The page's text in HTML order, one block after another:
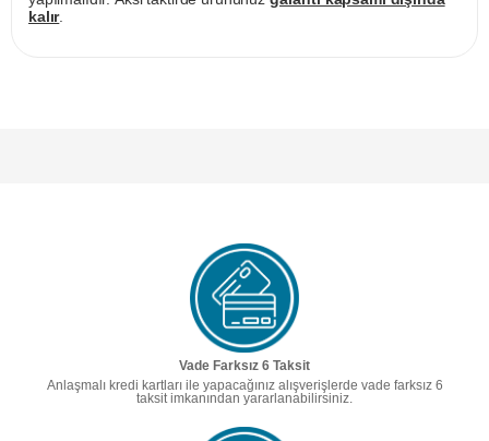
kalır.
Vade Farksız 6 Taksit
Anlaşmalı kredi kartları ile yapacağınız alışverişlerde vade farksız 6
taksit imkanından yararlanabilirsiniz.